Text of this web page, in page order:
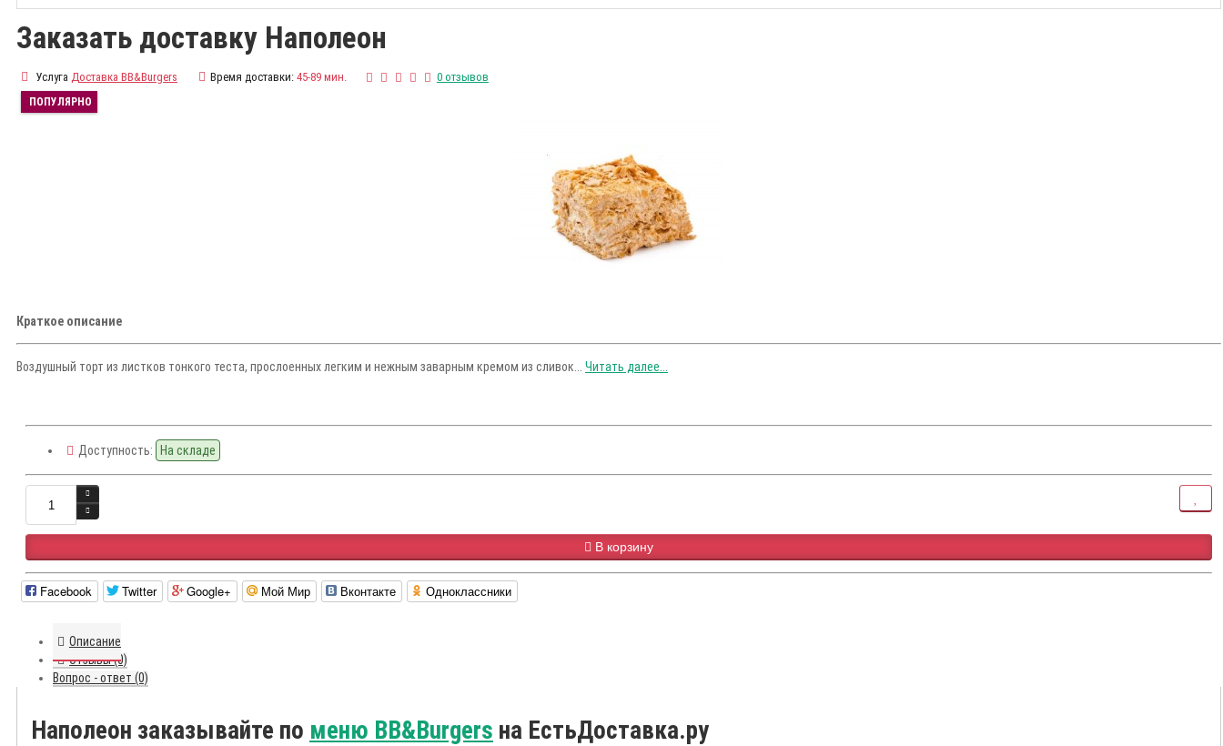
Заказать доставку Наполеон
Услуга Доставка BB&Burgers Время доставки: 45-89 мин. 0 отзывов
ПОПУЛЯРНО
Краткое описание
Воздушный торт из листков тонкого теста, прослоенных легким и нежным заварным кремом из сливок... Читать далее...
Доступность: На складе
В корзину
Facebook Twitter Google+ Мой Мир Вконтакте Одноклассники
Описание
Отзывы (0)
Вопрос - ответ (0)
Наполеон заказывайте по меню BB&Burgers на ЕстьДоставка.ру